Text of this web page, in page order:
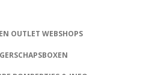
OUTLET WEBSHOPS